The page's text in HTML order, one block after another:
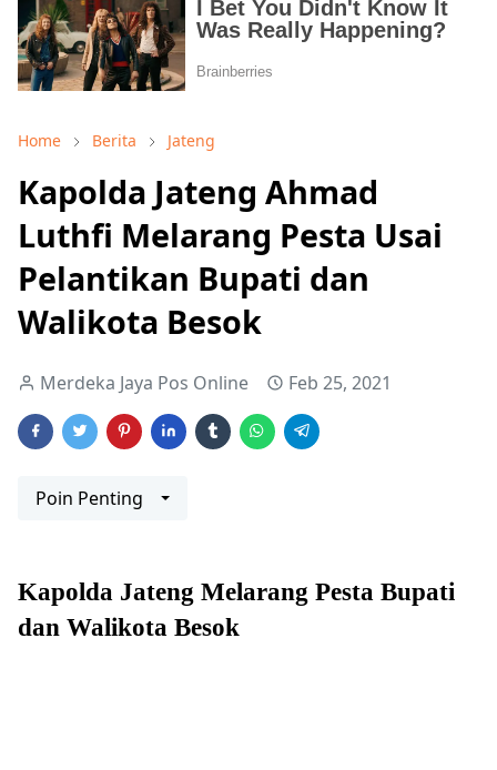
Home Berita Jateng
Kapolda Jateng Ahmad
Luthfi Melarang Pesta Usai
Pelantikan Bupati dan
Walikota Besok
Merdeka Jaya Pos Online Feb 25, 2021
Poin Penting
Kapolda Jateng Melarang Pesta Bupati
dan Walikota Besok